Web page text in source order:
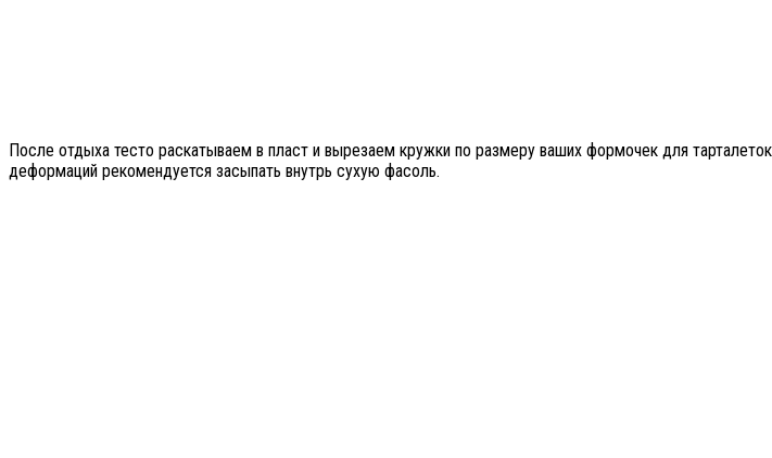
После отдыха тесто раскатываем в пласт и вырезаем кружки по размеру ваших формочек для
деформаций рекомендуется засыпать внутрь сухую фасоль.